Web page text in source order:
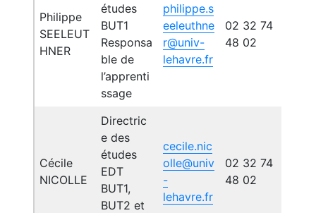
Philippe
SEELEUT
HNER
études
BUT1
Responsa
ble de
l’apprenti
ssage
philippe.s
eeleuthne
r@univ-
lehavre.fr
02 32 74
48 02
Cécile
NICOLLE
Directric
e des
études
EDT
BUT1,
BUT2 et
cecile.nic
olle@univ
-
lehavre.fr
02 32 74
48 02